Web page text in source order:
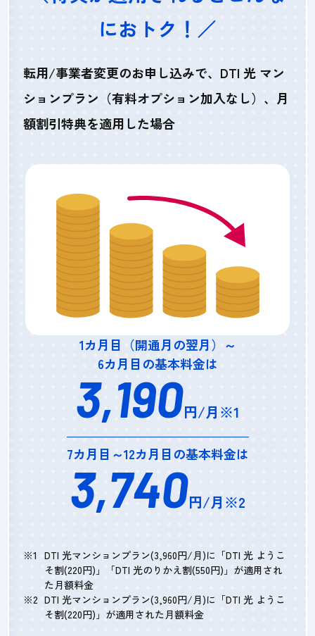
におトク！／
転用/事業者変更のお申し込みで、DTI 光 マン
ションプラン（有料オプション加入なし）、月
額割引特典を適用した場合
1カ月目（開通月の翌月）～
6カ月目の基本料金は
3,190円/月※1
7カ月目～12カ月目の基本料金は
3,740円/月※2
DTI 光マンションプラン(3,960円/月)に「DTI 光 ようこ
そ割(220円)」「DTI 光のりかえ割(550円)」が適用され
た月額料金
DTI 光マンションプラン(3,960円/月)に「DTI 光 ようこ
そ割(220円)」が適用された月額料金